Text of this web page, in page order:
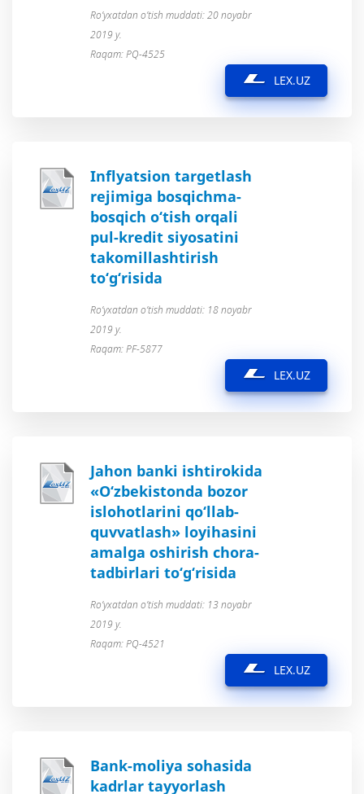
Ro’yxatdan o’tish muddati: 20 noyabr
2019 y.
Raqam: PQ-4525
LEX.UZ
Inflyatsion targetlash
rejimiga bosqichma-
bosqich o‘tish orqali
pul-kredit siyosatini
takomillashtirish
to‘g‘risida
Ro’yxatdan o’tish muddati: 18 noyabr
2019 y.
Raqam: PF-5877
LEX.UZ
Jahon banki ishtirokida
«O‘zbekistonda bozor
islohotlarini qo‘llab-
quvvatlash» loyihasini
amalga oshirish chora-
tadbirlari to‘g‘risida
Ro’yxatdan o’tish muddati: 13 noyabr
2019 y.
Raqam: PQ-4521
LEX.UZ
Bank-moliya sohasida
kadrlar tayyorlash